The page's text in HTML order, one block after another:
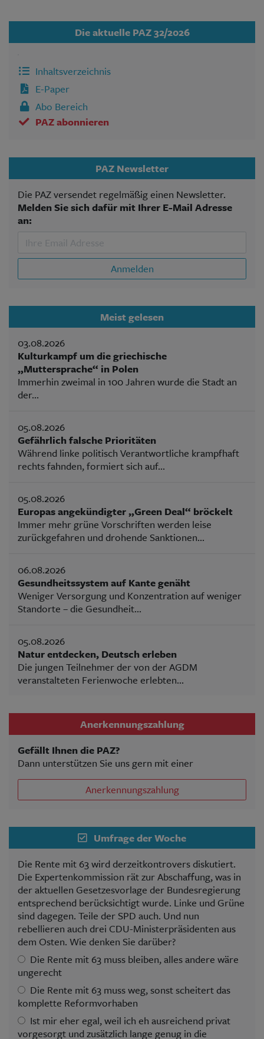
Die aktuelle PAZ 32/2026
Inhaltsverzeichnis
E-Paper
Abo Bereich
PAZ abonnieren
PAZ Newsletter
Die PAZ versendet regelmäßig einen Newsletter.
Melden Sie sich dafür mit Ihrer E-Mail Adresse
an:
Anmelden
Meist gelesen
03.08.2026
Kulturkampf um die griechische
„Muttersprache“ in Polen
Immerhin zweimal in 100 Jahren wurde die Stadt an
der...
05.08.2026
Gefährlich falsche Prioritäten
Während linke politisch Verantwortliche krampfhaft
rechts fahnden, formiert sich auf...
05.08.2026
Europas angekündigter „Green Deal“ bröckelt
Immer mehr grüne Vorschriften werden leise
zurückgefahren und drohende Sanktionen...
06.08.2026
Gesundheitssystem auf Kante genäht
Weniger Versorgung und Konzentration auf weniger
Standorte – die Gesundheit...
05.08.2026
Natur entdecken, Deutsch erleben
Die jungen Teilnehmer der von der AGDM
veranstalteten Ferienwoche erlebten...
Anerkennungszahlung
Gefällt Ihnen die PAZ?
Dann unterstützen Sie uns gern mit einer
Anerkennungszahlung
Umfrage der Woche
Die Rente mit 63 wird derzeitkontrovers diskutiert.
Die Expertenkommission rät zur Abschaffung, was in
der aktuellen Gesetzesvorlage der Bundesregierung
entsprechend berücksichtigt wurde. Linke und Grüne
sind dagegen. Teile der SPD auch. Und nun
rebellieren auch drei CDU-Ministerpräsidenten aus
dem Osten. Wie denken Sie darüber?
Die Rente mit 63 muss bleiben, alles andere wäre
ungerecht
Die Rente mit 63 muss weg, sonst scheitert das
komplette Reformvorhaben
Ist mir eher egal, weil ich eh ausreichend privat
vorgesorgt und zusätzlich lange genug in die